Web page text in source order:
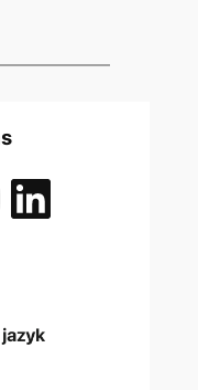
LinkedIn